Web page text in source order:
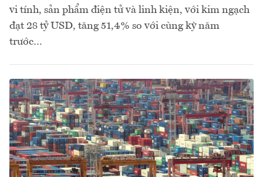
vi tính, sản phẩm điện tử và linh kiện, với kim ngạch
đạt 28 tỷ USD, tăng 51,4% so với cùng kỳ năm
trước…